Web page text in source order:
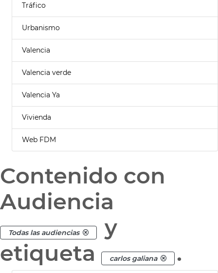
Tráfico
Urbanismo
Valencia
Valencia verde
Valencia Ya
Vivienda
Web FDM
Contenido con
Audiencia
Todas las audiencias
y
etiqueta
carlos galiana .